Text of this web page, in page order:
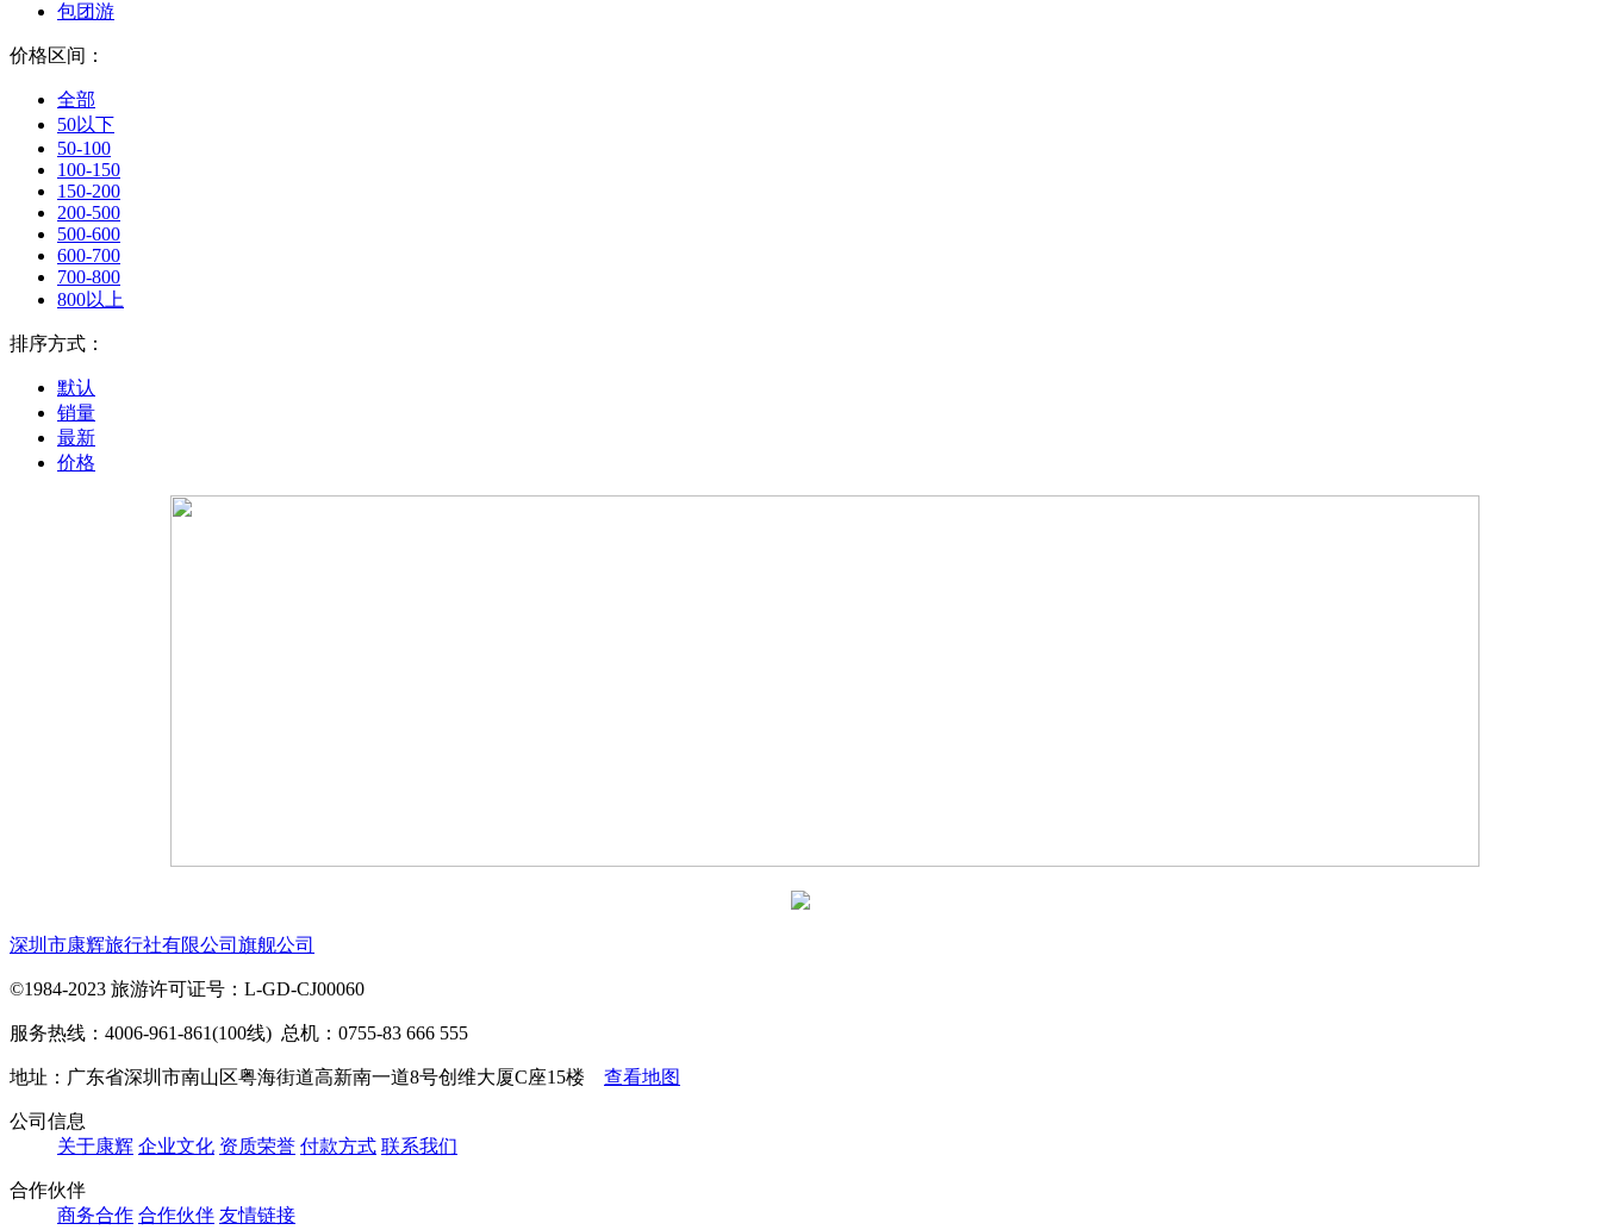
包团游
价格区间：
全部
50以下
50-100
100-150
150-200
200-500
500-600
600-700
700-800
800以上
排序方式：
默认
销量
最新
价格
深圳市康辉旅行社有限公司旗舰公司
©1984-2023 旅游许可证号：L-GD-CJ00060
服务热线：4006-961-861(100线) 总机：0755-83 666 555
地址：广东省深圳市南山区粤海街道高新南一道8号创维大厦C座15楼 查看地图
公司信息
关于康辉 企业文化 资质荣誉 付款方式 联系我们
合作伙伴
商务合作 合作伙伴 友情链接